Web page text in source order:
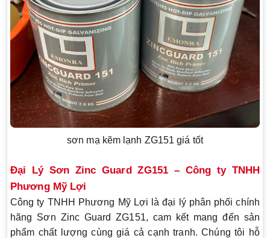
sơn mạ kẽm lạnh ZG151 giá tốt
Đại Lý Sơn Zinc Guard ZG151 – Công ty TNHH
Phương Mỹ Lợi
Công ty TNHH Phương Mỹ Lợi là đại lý phân phối chính
hãng Sơn Zinc Guard ZG151, cam kết mang đến sản
phẩm chất lượng cùng giá cả cạnh tranh. Chúng tôi hỗ